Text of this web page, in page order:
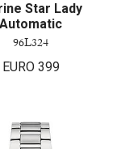
Star Lady
Automatic
96L324
EURO 399